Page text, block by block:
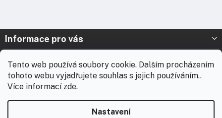
Tento web používá soubory cookie. Dalším procházením
tohoto webu vyjadřujete souhlas s jejich používáním..
Více informací zde.
Nastavení
doby nebudou expedovány žádné zásilky ani realizovány
Z
p
Informace pro vás
Prodejna Nymburk
Prodejna Solnice